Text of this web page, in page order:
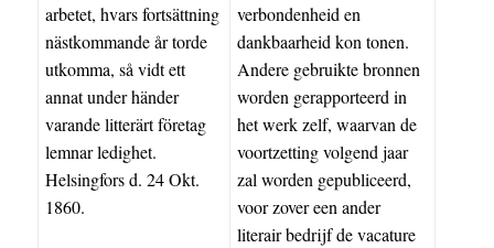
arbetet, hvars fortsättning
nästkommande år torde
utkomma, så vidt ett
annat under händer
varande litterärt företag
lemnar ledighet.
Helsingfors d. 24 Okt.
1860.
verbondenheid en
dankbaarheid kon tonen.
Andere gebruikte bronnen
worden gerapporteerd in
het werk zelf, waarvan de
voortzetting volgend jaar
zal worden gepubliceerd,
voor zover een ander
literair bedrijf de vacature